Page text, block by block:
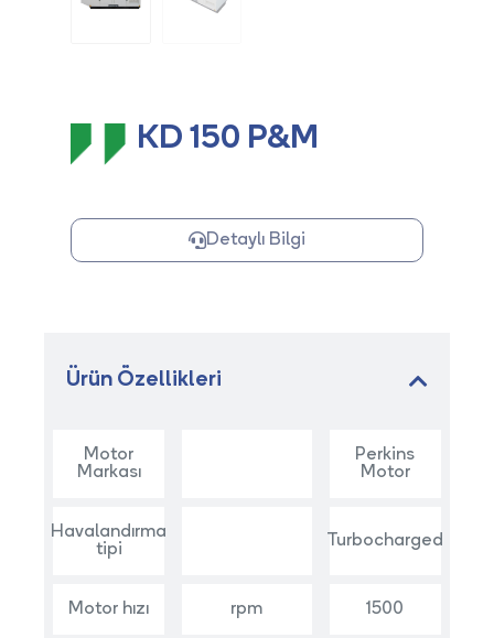
KD 150 P&M
Detaylı Bilgi
Ürün Özellikleri
Motor
Markası
Perkins
Motor
Havalandırma
tipi
Turbocharged
Motor hızı rpm 1500